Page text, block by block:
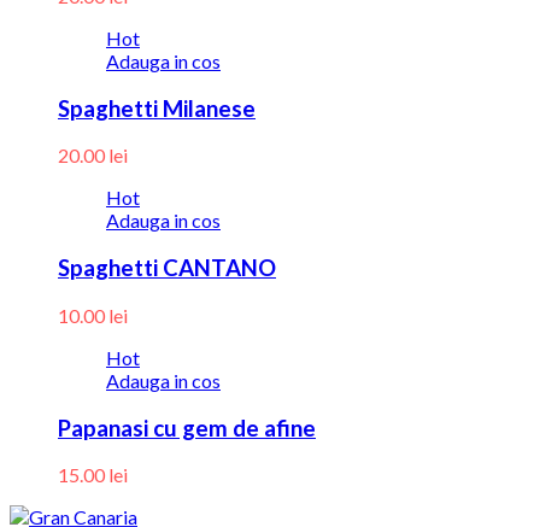
Hot
Adauga in cos
Spaghetti Milanese
20.00 lei
Hot
Adauga in cos
Spaghetti CANTANO
10.00 lei
Hot
Adauga in cos
Papanasi cu gem de afine
15.00 lei